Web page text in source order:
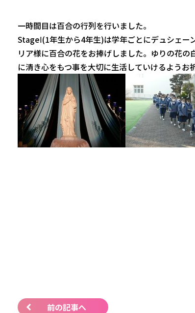
一時間目は百合の行列を行いました。
StageⅠ(1年生から4年生)は学年ごとにデュシェ
リア様に百合の花をお捧げしました。ゆりの花
に清き心をもつ事を大切に生活していけるようお
前の記事へ